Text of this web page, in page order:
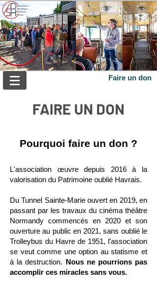
Faire un don
FAIRE UN DON
Pourquoi faire un don ?
L'association œuvre depuis 2016 à la
valorisation du Patrimoine oublié Havrais.
Du Tunnel Sainte-Marie ouvert en 2019, en
passant par les travaux du cinéma théâtre
Normandy commencés en 2020 et son
ouverture au public en 2021, sans oublié le
Trolleybus du Havre de 1951, l'association
se veut comme une option au statisme et
à la destruction. Nous ne pourrions pas
accomplir ces miracles sans vous.